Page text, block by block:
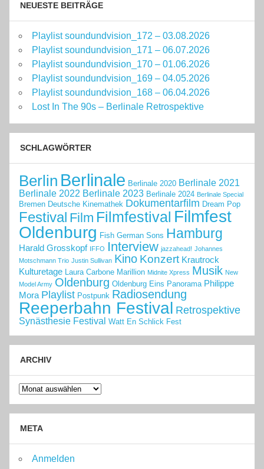
NEUESTE BEITRÄGE
Playlist soundundvision_172 – 03.08.2026
Playlist soundundvision_171 – 06.07.2026
Playlist soundundvision_170 – 01.06.2026
Playlist soundundvision_169 – 04.05.2026
Playlist soundundvision_168 – 06.04.2026
Lost In The 90s – Berlinale Retrospektive
SCHLAGWÖRTER
Berlin Berlinale Berlinale 2020 Berlinale 2021
Berlinale 2022 Berlinale 2023 Berlinale 2024 Berlinale Special
Bremen Deutsche Kinemathek Dokumentarfilm Dream Pop
Festival Film Filmfestival Filmfest
Oldenburg Fish German Sons Hamburg
Harald Grosskopf IFFO Interview jazzahead! Johannes
Motschmann Trio Justin Sullivan Kino Konzert Krautrock
Kulturetage
Laura Carbone Marillion Midnite Xpress Musik New
Model Army Oldenburg Oldenburg Eins Panorama Philippe
Mora Playlist Postpunk Radiosendung
Reeperbahn Festival Retrospektive
Synästhesie Festival Watt En Schlick Fest
ARCHIV
Archiv
META
Anmelden